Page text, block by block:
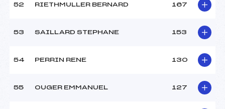
52 RIETHMULLER BERNARD 167
53 SAILLARD STEPHANE 153
54 PERRIN RENE 130
55 OUGER EMMANUEL 127